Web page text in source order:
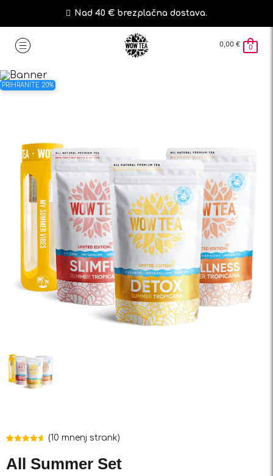
Nad 40 € brezplačna dostava.
0,00 € 0
PRIHRANITE 20%
4.60od 5 na
podlagi
ocene
(10 mnenj strank)
All Summer Set